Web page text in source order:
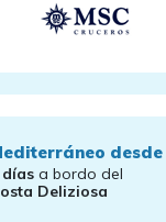
desde
a bordo del
Deliziosa